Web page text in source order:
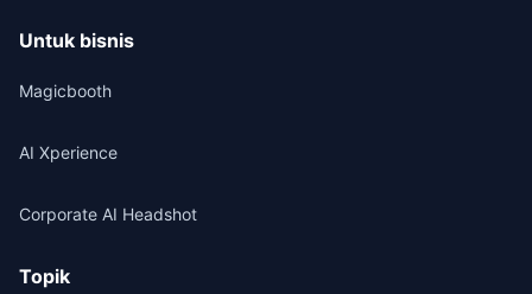
Untuk bisnis
Magicbooth
AI Xperience
Corporate AI Headshot
Topik